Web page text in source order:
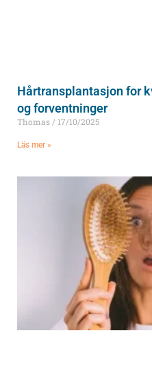
Hårtransplantasjon for
og forventninger
Thomas 17/10/2025
Läs mer »